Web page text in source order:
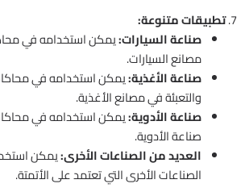
7. تطبيقات متنوعة:
صناعة السيارات:يمكن استخدامه في
مصانع السيارات.
صناعة الأغذية:يمكن استخدامه في
والتعبئة في مصانع الأغذية.
صناعة الأدوية:يمكن استخدامه في
صناعة الأدوية.
العديد من الصناعات الأخرى:يمكن
الصناعات الأخرى التي تعتمد على الأتمتة.